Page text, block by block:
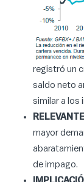
registró un
saldo neto
similar a los
mayor
de impago.